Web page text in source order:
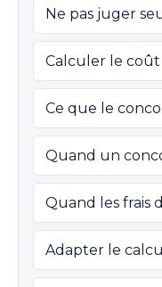
Ne pas juger
Calculer le coût
Ce que le
Quand un
Quand les frais
Adapter le